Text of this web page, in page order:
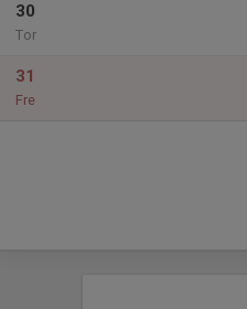
30
Tor
31
Fre